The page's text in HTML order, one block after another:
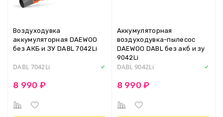
Воздуходувка
аккумуляторная DAEWOO
без АКБ и ЗУ DABL 7042Li
DABL 7042Li
8 990 ₽
Аккумуляторная
воздуходувка-пылесос
DAEWOO DABL без акб и зу
9042Li
DABL 9042Li
8 990 ₽